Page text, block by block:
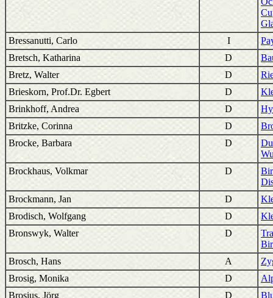
Bressanutti, Carlo
I
Bretsch, Katharina
D
Bretz, Walter
D
Brieskorn, Prof.Dr. Egbert
D
Brinkhoff, Andrea
D
Britzke, Corinna
D
Brocke, Barbara
D
Brockhaus, Volkmar
D
Brockmann, Jan
D
Brodisch, Wolfgang
D
Bronswyk, Walter
D
Brosch, Hans
A
Brosig, Monika
D
Brosius, Jörg
D